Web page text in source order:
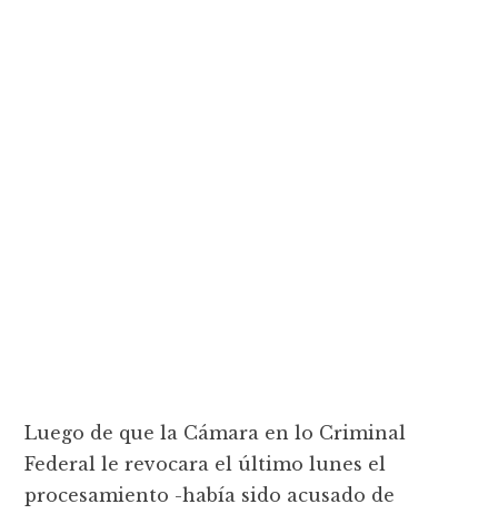
Luego de que la Cámara en lo Criminal
Federal le revocara el último lunes el
procesamiento -había sido acusado de